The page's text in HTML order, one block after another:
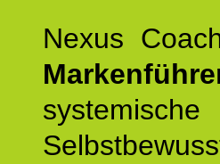
Nexus